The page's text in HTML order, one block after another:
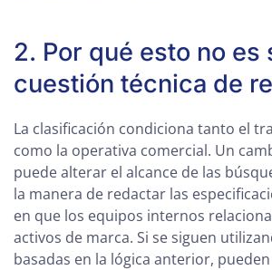
2. Por qué esto no es
cuestión técnica de
La clasificación condiciona tanto el
como la operativa comercial. Un
puede alterar el alcance de las
la manera de redactar las
en que los equipos internos
activos de marca. Si se siguen
basadas en la lógica anterior,